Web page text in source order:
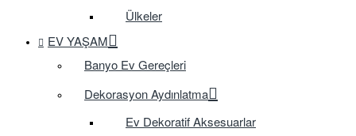
Ülkeler
EV YAŞAM
Banyo Ev Gereçleri
Dekorasyon Aydınlatma
Ev Dekoratif Aksesuarlar